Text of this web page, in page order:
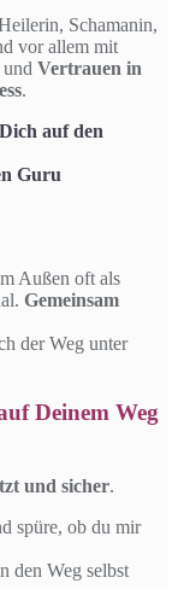
Schamanin,
vor allem mit
und Vertrauen in
.
auf den
Guru
Außen oft als
Gemeinsam
der Weg unter
Deinem Weg
und sicher.
spüre, ob du mir
den Weg selbst